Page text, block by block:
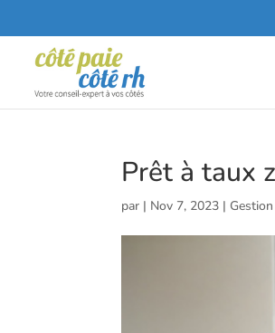
Prêt à taux
par | Nov 7, 2023 |